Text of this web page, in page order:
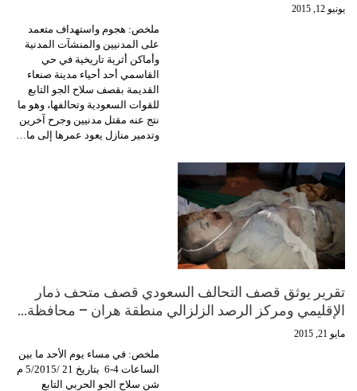
يونيو 12, 2015
ملخص: هجوم واستهداف متعمد
على المدنيين والمنشآت المدنية
وأماكن أثرية تاريخية في حي
القاسمي أحد أحياء مدينة صنعاء
القديمة بقصف سلاح الجو التابع
للقوات السعودية وتحالفها، وهو ما
نتج عنه مقتل مدنيين وجرح آخرين
وتدمير منازل يعود عمرها إلى ما…
تقرير يوثق قصف التحالف السعودي قصف متحف ذمار
الإقليمي ومركز الرصد الزلزالي منطقة هران – محافظة…
مايو 21, 2015
ملخص: في مساء يوم الأحد ما بين
الساعات 4-6 بتاريخ 21 /5/2015 م
شن سلاح الجو الحربي التابع